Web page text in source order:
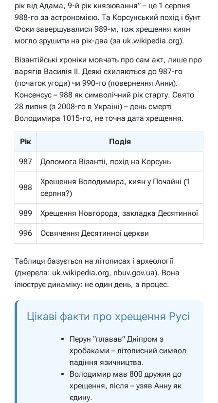
рік від Адама, 9-й рік князювання” – це 1 серпня
988-го за астрономією. Та Корсунський похід і бунт
Фоки завершувалися 989-м, тож хрещення киян
могло зрушити на рік-два (за uk.wikipedia.org).
Візантійські хроніки мовчать про сам акт, лише про
варягів Василія II. Деякі схиляються до 987-го
(початок угоди) чи 990-го (повернення Анни).
Консенсус – 988 як символічний рік старту. Свято
28 липня (з 2008-го в Україні) – день смерті
Володимира 1015-го, не точна дата хрещення.
Рік Подія
987 Допомога Візантії, похід на Корсунь
988
Хрещення Володимира, киян у Почайні (1
серпня?)
989 Хрещення Новгорода, закладка Десятинної
996 Освячення Десятинної церкви
Таблиця базується на літописах і археології
(джерела: uk.wikipedia.org, nbuv.gov.ua). Вона
ілюструє динаміку: не один день, а процес.
Цікаві факти про хрещення Русі
Перун “плавав” Дніпром з
хробаками – літописний символ
падіння язичництва.
Володимир мав 800 дружин до
хрещення, після – узяв Анну як
єдину.